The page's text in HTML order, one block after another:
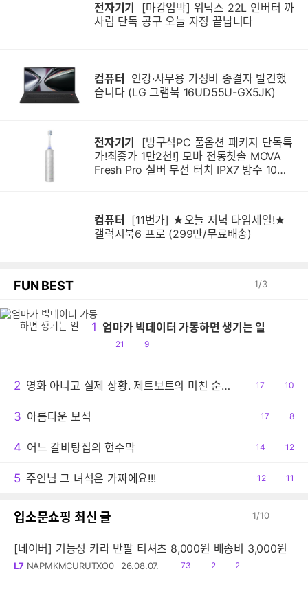
전자기기
사림 단독 공구 오늘 자정 끝납니다
컴퓨터
습니다 (LG 그램북 16UD55U-GX5JK)
전자기기
가!최종가 1만2천!] 모바 전동칫솔 MOVA
Fresh Pro 실버 무선 터치 IPX7 방수 10단
컴퓨터
갤럭시북6 프로 (299만/무료배송)
FUN BEST 1/3
1 엄마가 빅데이터 가동하면 생기는 일
공
21
댓
9
엄
2 영화 아니고 실제 상황. 제트보트의 미친 순발력
공
17
댓
10
3 아름다운 보석
공
17
댓
8
4 어느 갈비탕집의 현수막
공
14
댓
12
5 주인님 그 녀석은 가짜에요!!!
공
12
댓
11
입소문쇼핑 최신 글 1/10
[네이버] 기능성 카라 반팔 티셔츠 8,000원 배송비 3,000원
L7 NAPMKMCURUTXO0 26.08.07.
읽
73
공
2
댓
2